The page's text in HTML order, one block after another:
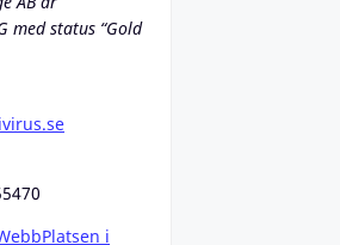
med status “Gold
i